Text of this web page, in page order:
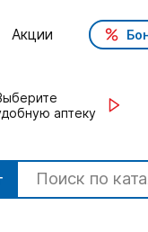
Акции
аптеку